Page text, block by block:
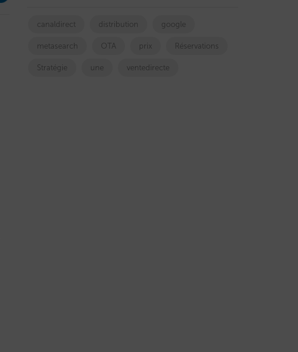
canaldirect distribution google
metasearch OTA prix Réservations
Stratégie une ventedirecte